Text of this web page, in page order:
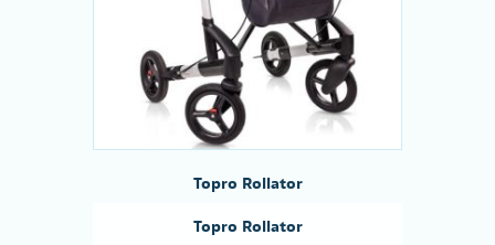
Topro Rollator
Topro Rollator